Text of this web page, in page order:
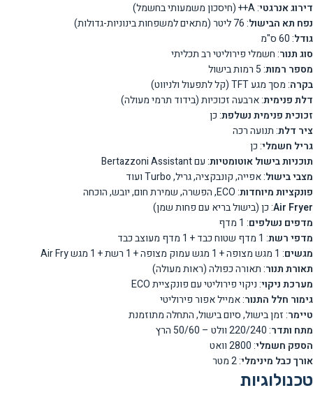
דירוג אנרגטי: A++ (חיסכון משמעותי בחשמל)
נפח תא הבישול: 76 ליטר (מתאים למשפחות בינוניות-גדולות)
גודל: 60 ס"מ
סוג תנור: חשמלי פירוליטי רב תכליתי
מספר רמות: 5 רמות בישול
בקרה: מסך מגע TFT (קל לתפעול ולניווט)
דלת פנימית: ארבעה זכוכיות (בידוד תרמי מעולה)
זכוכית פנימית נשלפת: כן
ציר דלת: תנועה רכה
גריל חשמלי: כן
תוכניות בישול אוטומטיות: עם Bertazzoni Assistant
מצבי בישול: אפייה, קונבקציה, גריל, Turbo ועוד
פונקציות מיוחדות: ECO, הפשרה, שמירת חום, יובש, הוכחה
Air Fryer: כן (בישול בריא עם פחות שמן)
מדפים נשלפים: 1 מדף
מדפי רשת: 1 מדף שטוח כבד + 1 מדף מעוצב כבד
מגשים: 1 מגש מצופה + 1 מגש עמוק מצופה + 1 רשת + 1 מגש Air Fry
תאורת תנור: תאורה כפולה (ראות מעולה)
מערכת ניקוי: ניקוי פירוליטי עם פונקציית ECO
גימור חלל התנור: אמייל אפור פירוליטי
טיימר: זמן בישול, סיום בישול, התחלה מתוזמנת
מתח ותדר: 220/240 וולט – 50/60 הרץ
הספק חשמלי: 2800 וואט
אורך כבל מינימלי: 2 מטר
טכנולוגיות